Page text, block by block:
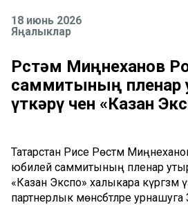
18 июнь 2026
Яңалыклар
Рөстәм Миңнеханов
саммитының
үткәрү өчен «Казан
Татарстан Рәисе Рөстәм
юбилей саммитының пленар
«Казан Экспо» халыкара күргәзмә
партнерлык мөнәсәбәтләре